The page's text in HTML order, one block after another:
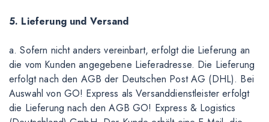
5. Lieferung und Versand
a. Sofern nicht anders vereinbart, erfolgt die Lieferung an
die vom Kunden angegebene Lieferadresse. Die Lieferung
erfolgt nach den AGB der Deutschen Post AG (DHL). Bei
Auswahl von GO! Express als Versanddienstleister erfolgt
die Lieferung nach den AGB GO! Express & Logistics